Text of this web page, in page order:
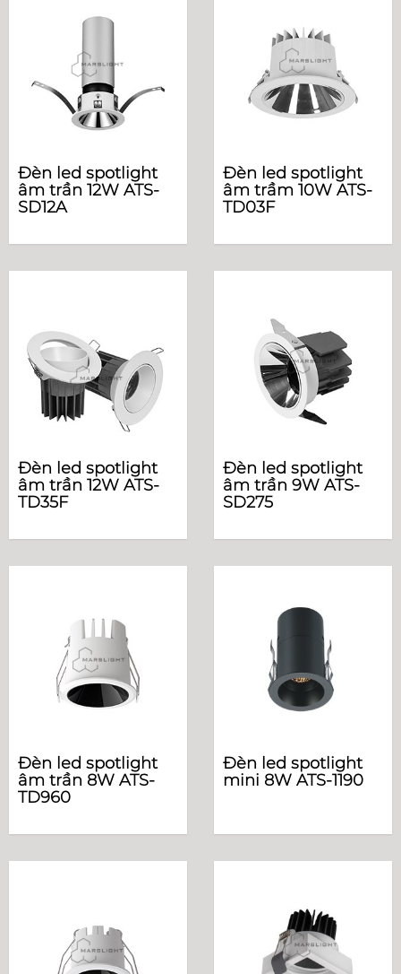
Đèn led spotlight
âm trần 12W ATS-
SD12A
Đèn led spotlight
âm trầm 10W ATS-
TD03F
Đèn led spotlight
âm trần 12W ATS-
TD35F
Đèn led spotlight
âm trần 9W ATS-
SD275
Đèn led spotlight
âm trần 8W ATS-
TD960
Đèn led spotlight
mini 8W ATS-1190